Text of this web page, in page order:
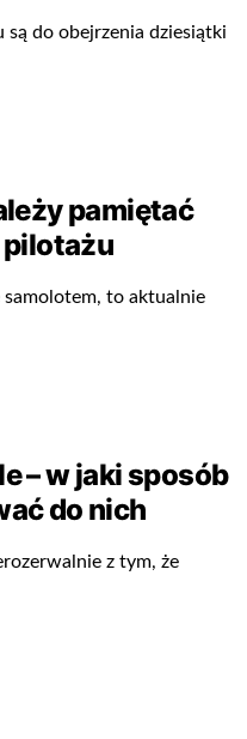
do obejrzenia dziesiątki
pamiętać
pilotażu
samolotem, to aktualnie
– w jaki sposób
do nich
z tym, że